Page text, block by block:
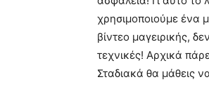
Το να διαβάζεις μία
από την αρχή μέχρι
είναι ένα από τα πιο
φαγητό και βγαίνει